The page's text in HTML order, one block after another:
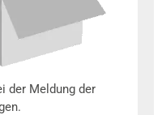
der Meldung der